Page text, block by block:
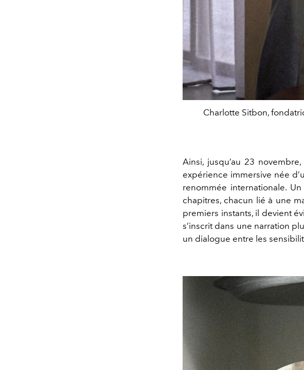
Charlotte Sitbon,
Ainsi, jusqu’au 23
expérience immersive née
renommée internationale.
chapitres, chacun lié à une
premiers instants, il devient
s’inscrit dans une narration
un dialogue entre les